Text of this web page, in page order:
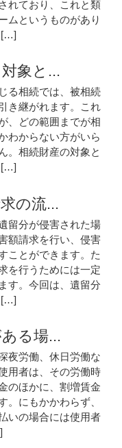
れており、これと類
ムというものがあり
[…]
象と...
る相続では、被相続
き継がれます。これ
、どの範囲までが相
わからない方がいら
。相続財産の対象と
[…]
の流...
留分が侵害された場
額請求を行い、侵害
ことができます。た
を行うためには一定
す。今回は、遺留分
[…]
る場...
夜労働、休日労働な
用者は、その労働時
のほかに、割増賃金
。にもかかわらず、
いの場合には使用者